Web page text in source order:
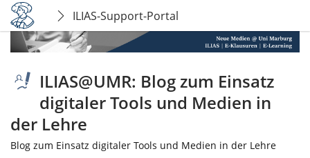
ILIAS-Support-Portal
ILIAS@UMR: Blog zum Einsatz
digitaler Tools und Medien in
der Lehre
Blog zum Einsatz digitaler Tools und Medien in der Lehre